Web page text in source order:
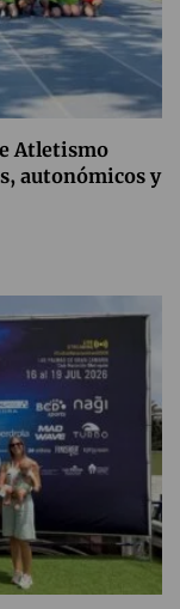
Atletismo
autonómicos y